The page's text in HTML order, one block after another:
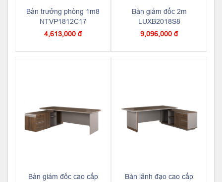
Bàn trưởng phòng 1m8
NTVP1812C17
4,613,000 đ
Bàn giám đốc 2m
LUXB2018S8
9,096,000 đ
Bàn giám đốc cao cấp
Bàn lãnh đạo cao cấp